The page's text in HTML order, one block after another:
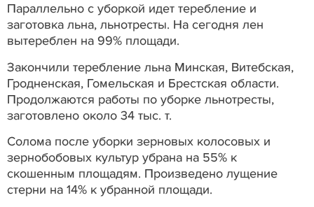
Параллельно с уборкой идет теребление и
заготовка льна, льнотресты. На сегодня лен
вытереблен на 99% площади.
Закончили теребление льна Минская, Витебская,
Гродненская, Гомельская и Брестская области.
Продолжаются работы по уборке льнотресты,
заготовлено около 34 тыс. т.
Солома после уборки зерновых колосовых и
зернобобовых культур убрана на 55% к
скошенным площадям. Произведено лущение
стерни на 14% к убранной площади.